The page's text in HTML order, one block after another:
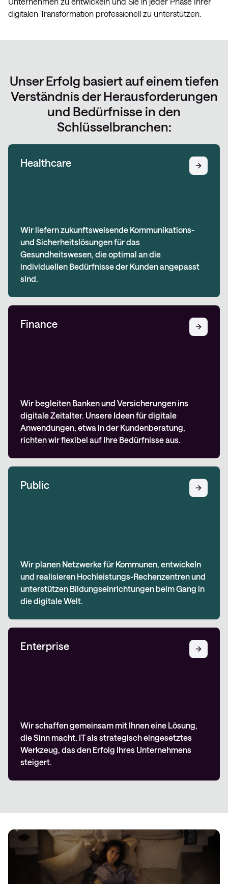
digitalen Transformation professionell zu unterstützen.
Unser Erfolg basiert auf einem tiefen
Verständnis der Herausforderungen
und Bedürfnisse in den
Schlüsselbranchen:
Healthcare
Wir liefern zukunftsweisende Kommunikations-
und Sicherheitslösungen für das
Gesundheitswesen, die optimal an die
individuellen Bedürfnisse der Kunden angepasst
sind.
Finance
Wir begleiten Banken und Versicherungen ins
digitale Zeitalter. Unsere Ideen für digitale
Anwendungen, etwa in der Kundenberatung,
richten wir flexibel auf Ihre Bedürfnisse aus.
Public
Wir planen Netzwerke für Kommunen, entwickeln
und realisieren Hochleistungs-Rechenzentren und
unterstützen Bildungseinrichtungen beim Gang in
die digitale Welt.
Enterprise
Wir schaffen gemeinsam mit Ihnen eine Lösung,
die Sinn macht. IT als strategisch eingesetztes
Werkzeug, das den Erfolg Ihres Unternehmens
steigert.